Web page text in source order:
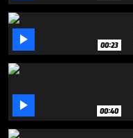
 00:23
 00:40